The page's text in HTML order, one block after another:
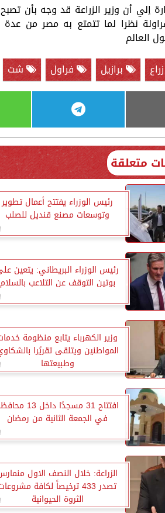
إلي أن وزير الزراعة قد وجه بأن
نظرا لما تتمتع به مصر من عدة
العالم
برازيل فراول شت
متعلقة
رئيس الوزراء يفتتح أعمال تطوير
وتوسعات مصنع قنديل للصلب
رئيس الوزراء البريطاني: يتعين
بوتين التوقف عن التلاعب بالسلام
وزير الكهرباء يتابع منظومة
المواطنين ويتلقى تقريًرا
وطبيعتها
افتتاح 31 مسجدًا داخل 13
في الجمعة الثانية من رمضان
الزراعة: خلال النصف الاول
تصدر 433 ترخيصاً لكافة
الثروة الحيوانية